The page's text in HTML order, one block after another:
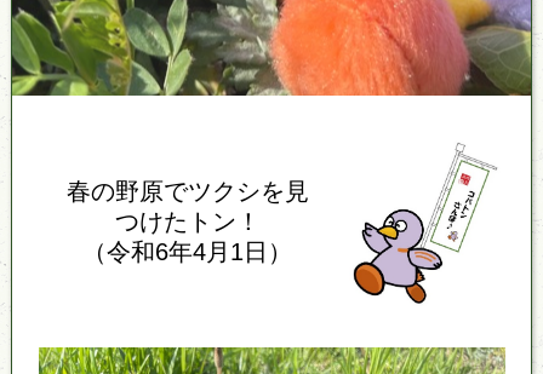
春の野原でツクシを見
つけたトン！
（令和6年4月1日）